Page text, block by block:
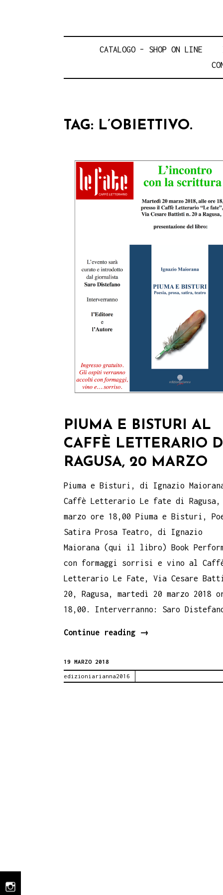
CATALOGO – SHOP ON LINE
instagram
TAG: L’OBIETTIVO.
PIUMA E BISTURI AL
CAFFÈ LETTERARIO
RAGUSA, 20 MARZO
Piuma e Bisturi, di Ignazio
Caffè Letterario Le fate di Ragusa,
marzo ore 18,00 Piuma e Bisturi,
Satira Prosa Teatro, di Ignazio
Maiorana (qui il libro) Book
con formaggi sorrisi e vino al
Letterario Le Fate, Via Cesare
20, Ragusa, martedì 20 marzo 2018
18,00. Interverranno: Saro
Continue reading
PIUMA
→
19 MARZO 2018
edizioniarianna2016